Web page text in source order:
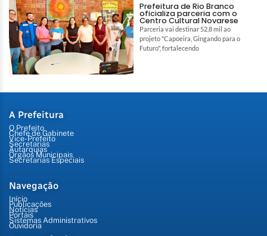
Prefeitura de Rio Branco
oficializa parceria com o
Centro Cultural Novarese
Parceria vai destinar 52,8 mil ao
projeto "Capoeira, Gingando para o
Futuro", fortalecendo
A Prefeitura
O Prefeito
Chefe de Gabinete
Vice-Prefeito
Secretarias
Autarquias
Órgãos Municipais
Secretarias Especiais
Navegação
Início
Publicações
Notícias
Portais
Sistemas Administrativos
Ouvidoria